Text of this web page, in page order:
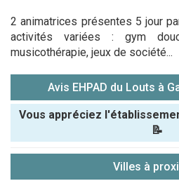
2 animatrices présentes 5 jour
activités variées : gym
musicothérapie, jeux de société...
Avis EHPAD du Louts à
Vous appréciez
📝
Villes à